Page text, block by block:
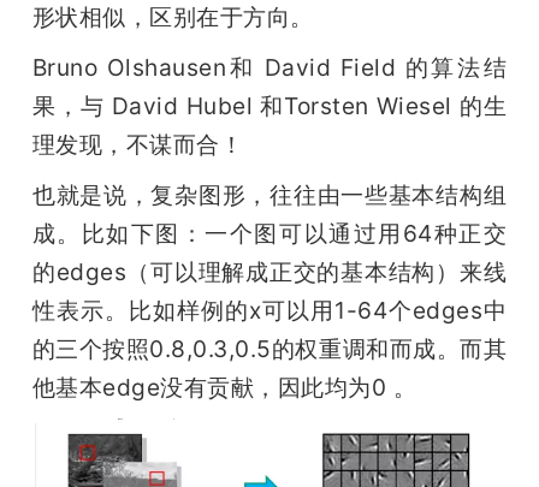
形状相似，区别在于方向。
Bruno Olshausen和 David Field 的算法结
果，与 David Hubel 和Torsten Wiesel 的生
理发现，不谋而合！
也就是说，复杂图形，往往由一些基本结构组
成。比如下图：一个图可以通过用64种正交
的edges（可以理解成正交的基本结构）来线
性表示。比如样例的x可以用1-64个edges中
的三个按照0.8,0.3,0.5的权重调和而成。而其
他基本edge没有贡献，因此均为0 。